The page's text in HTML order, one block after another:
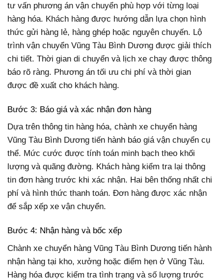
tư vấn phương án vận chuyển phù hợp với từng loại
hàng hóa. Khách hàng được hướng dẫn lựa chọn hình
thức gửi hàng lẻ, hàng ghép hoặc nguyên chuyến. Lộ
trình vận chuyển Vũng Tàu Bình Dương được giải thích
chi tiết. Thời gian di chuyển và lịch xe chạy được thông
báo rõ ràng. Phương án tối ưu chi phí và thời gian
được đề xuất cho khách hàng.
Bước 3: Báo giá và xác nhận đơn hàng
Dựa trên thông tin hàng hóa, chành xe chuyển hàng
Vũng Tàu Bình Dương tiến hành báo giá vận chuyển cụ
thể. Mức cước được tính toán minh bạch theo khối
lượng và quãng đường. Khách hàng kiểm tra lại thông
tin đơn hàng trước khi xác nhận. Hai bên thống nhất chi
phí và hình thức thanh toán. Đơn hàng được xác nhận
để sắp xếp xe vận chuyển.
Bước 4: Nhận hàng và bốc xếp
Chành xe chuyển hàng Vũng Tàu Bình Dương tiến hành
nhận hàng tại kho, xưởng hoặc điểm hẹn ở Vũng Tàu.
Hàng hóa được kiểm tra tình trạng và số lượng trước